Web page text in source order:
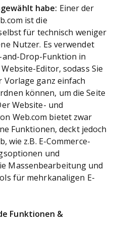
habe: Einer der
ist die
für technisch weniger
Nutzer. Es verwendet
Drop-Funktion in
Editor, sodass Sie
Vorlage ganz einfach
können, um die Seite
Website- und
Web.com bietet zwar
Funktionen, deckt jedoch
wie z.B. E-Commerce-
und
Massenbearbeitung und
für mehrkanaligen E-
Funktionen &